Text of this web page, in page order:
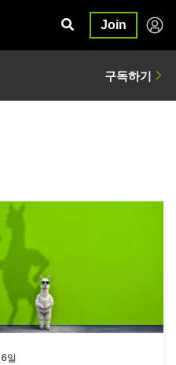
Join
하기
일
Llama 4 Scout 및 Maverick에서